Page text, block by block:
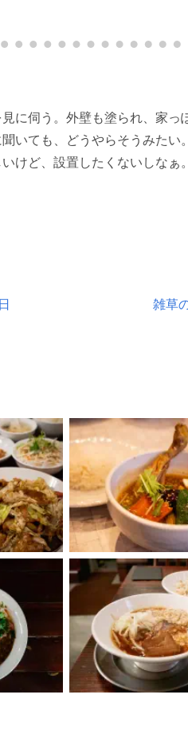
に伺う。外壁も塗られ、家
いても、どうやらそうみた
けど、設置したくないしなぁ。
雑草